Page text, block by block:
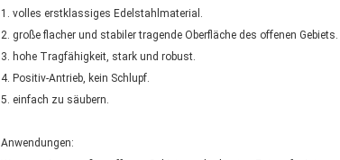
1. volles erstklassiges Edelstahlmaterial.
2. große flacher und stabiler tragende Oberfläche des offenen Gebiets.
3. hohe Tragfähigkeit, stark und robust.
4. Positiv-Antrieb, kein Schlupf.
5. einfach zu säubern.
Anwendungen: